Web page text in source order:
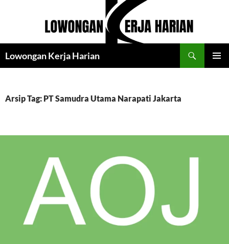
Lowongan Kerja Harian
Arsip Tag: PT Samudra Utama Narapati Jakarta